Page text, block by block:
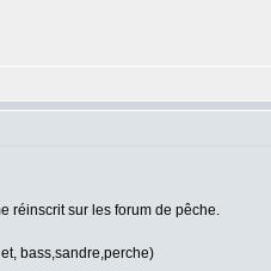
réinscrit sur les forum de pêche.
bass,sandre,perche)